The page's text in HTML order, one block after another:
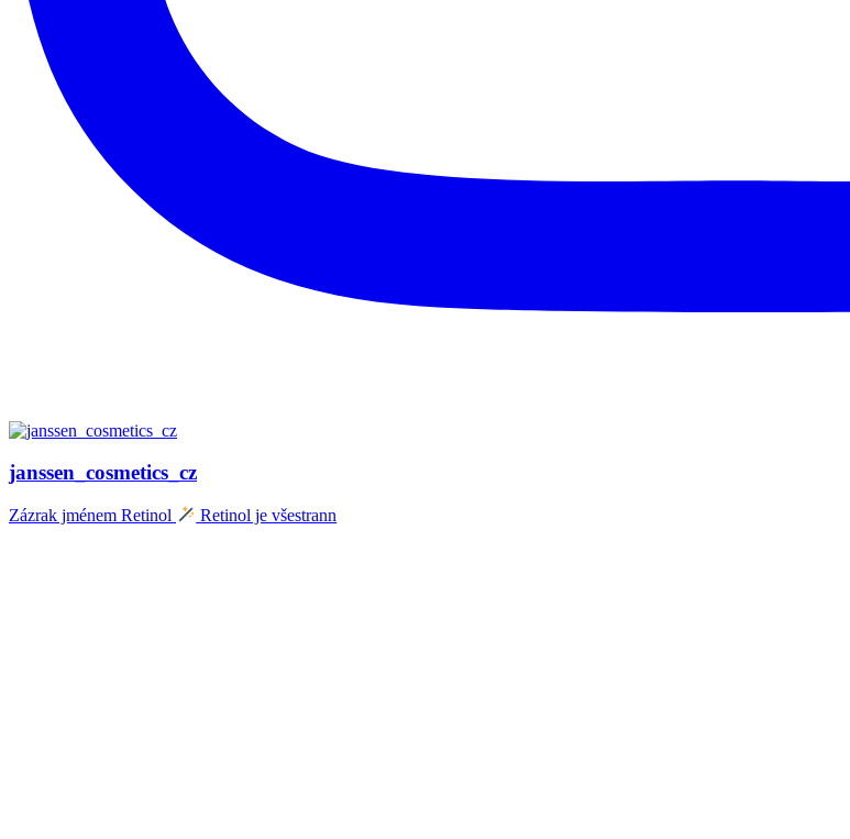
janssen_cosmetics_cz
Zázrak jménem Retinol Retinol je všestrann